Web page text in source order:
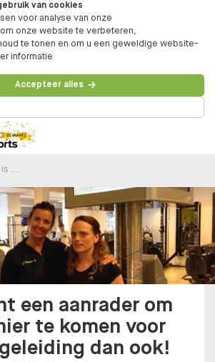
van cookies
voor analyse van onze
onze website te verbeteren,
te tonen en om u een geweldige website-
informatie
Accepteer alles
Het is echt een aanrader om dan ook hier te komen voor welke begeleiding dan ook!
een aanrader om
te komen voor
dan ook!